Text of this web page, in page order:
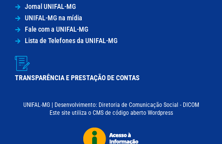
Jornal UNIFAL-MG
UNIFAL-MG na mídia
Fale com a UNIFAL-MG
Lista de Telefones da UNIFAL-MG
TRANSPARÊNCIA E PRESTAÇÃO DE CONTAS
UNIFAL-MG | Desenvolvimento: Diretoria de Comunicação Social - DICOM
Este site utiliza o CMS de código aberto Wordpress